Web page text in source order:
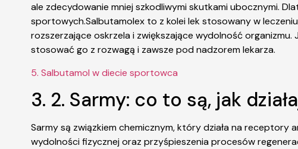
ale zdecydowanie mniej szkodliwymi skutkami ubocznymi.
sportowych.Salbutamolex to z kolei lek stosowany w
rozszerzające oskrzela i zwiększające wydolność
stosować go z rozwagą i zawsze pod nadzorem lekarza.
5. Salbutamol w diecie sportowca
3. 2. Sarmy: co to są, jak
Sarmy są związkiem chemicznym, który działa na receptory
wydolności fizycznej oraz przyśpieszenia procesów